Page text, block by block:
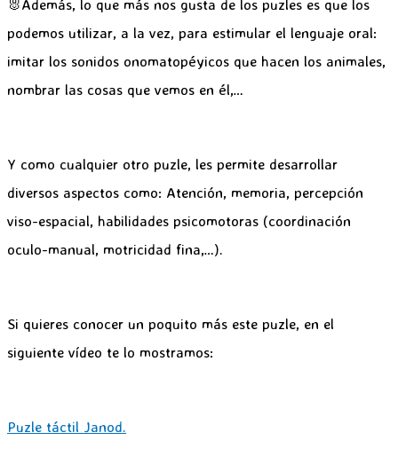
🐰Además, lo que más nos gusta de los puzles es que los
podemos utilizar, a la vez, para estimular el lenguaje oral:
imitar los sonidos onomatopéyicos que hacen los animales,
nombrar las cosas que vemos en él,…
Y como cualquier otro puzle, les permite desarrollar
diversos aspectos como: Atención, memoria, percepción
viso-espacial, habilidades psicomotoras (coordinación
oculo-manual, motricidad fina,…).
Si quieres conocer un poquito más este puzle, en el
siguiente vídeo te lo mostramos:
Puzle táctil Janod.